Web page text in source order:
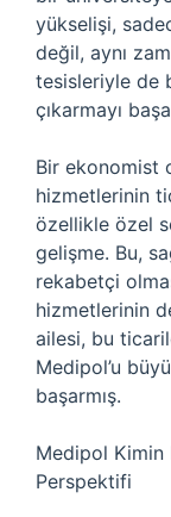
yükselişi,
değil, aynı
tesisleriyle de
çıkarmayı
Bir ekonomist
hizmetlerinin
özellikle özel
gelişme. Bu,
rekabetçi
hizmetlerinin
ailesi, bu
Medipol’u
başarmış.
Medipol Kimin
Perspektifi